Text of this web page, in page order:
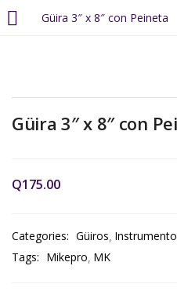
Güira 3″ x 8″ con Peineta
LOGIN
Enter your username and
Güira 3″ x 8″ con
Q175.00
Categories: Güiros
Tags: Mikepro MK